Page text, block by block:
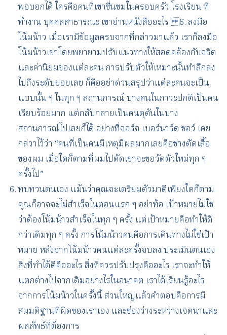
พอบอกได้ ใครคือคนที่เขาชื่นชมในครอบครัว โรงเรียน ที่
ทำงาน บุคคลสาธารณะ เขาอ่านหนังสืออะไร 6. ลงมือ
โน้มน้าว เมื่อเรามีข้อมูลครบจากที่กล่าวมาแล้ว เราก็ลงมือ
โน้มน้าวเขาโดยพยายามปรับแนวทางให้สอดคล้องกับจริต
และค่านิยมของแต่ละคน การปรับตัวให้เหมาะนั้นทำลึกลง
ไปถึงระดับย่อยเลย ก็คืออย่าด่วนสรุปว่าแต่ละคนจะเป็น
แบบนั้น ๆ ในทุก ๆ สถานการณ์ บางคนในภาวะปกติเป็นคน
เรียบร้อยมาก แต่กลับกลายเป็นคนดุดันในบาง
สถานการณ์ไปเลยก็ได้ อย่างที่จอร์จ เบอร์นาร์ด ชอว์ เคย
กล่วาไว้ว่า “คนที่เป็นคนมีเหตุมีผลมากเลยคือช่างตัดเสื้อ
ของผม เมื่อใดก็ตามที่ผมไปตัดเขาจะขอวัดตัวใหม่ทุก ๆ
ครั้งไป”
ทบทวนตนเอง แม้นว่าคุณจะเตรียมตัวมาดีเพียงใดก็ตาม
คุณก็อาจจะไม่สำเร็จในตอนแรก ๆ อย่าท้อ เป้าหมายไม่ใช่
ว่าต้องโน้มน้าวสำเร็จในทุก ๆ ครั้ง แต่เป้าหมายคือทำให้ดี
กว่าเดิมทุก ๆ ครั้ง การโน้มน้าวคนคือการเดินทางไม่ใช่เป้า
หมาย หลังจากโน้มน้าวคนแต่ละครั้งจบลง ประเมินตนเอง
สิ่งที่ทำได้ดีคืออะไร สิ่งที่ควรปรับปรุงคืออะไร เราจะทำให้
แตกต่างไปจากเดิมอย่างไรในอนาคต เราได้เรียนรู้อะไร
จากการโน้มน้าวในครั้งนี้ ส่วนใหญ่แล้วคำตอบคือการมี
สมมติฐานที่ผิดของเราเอง และช่องว่างระหว่างเจตนาและ
ผลลัพธ์ที่ต้องการ